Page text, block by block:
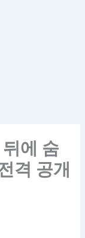
에 숨
격 공개